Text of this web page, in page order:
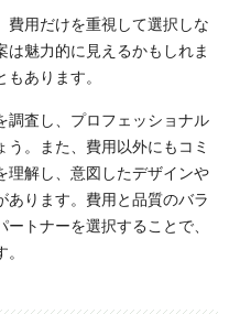
費用だけを重視して選択しな
は魅力的に見えるかもしれま
あります。
調査し、プロフェッショナル
。また、費用以外にもコミ
理解し、意図したデザインや
あります。費用と品質のバラ
トナーを選択することで、